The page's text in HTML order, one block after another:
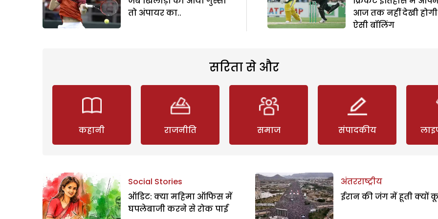
तो अंपायर का..
आज तक नहीं देखी होगी
ऐसी बॉलिंग
सरिता से और
कहानी राजनीति समाज संपादकीय
Social Stories
ऑडिट: क्या महिमा ऑफिस में
घपलेबाजी करने से रोक पाई
अंतरराष्ट्रीय
ईरान की जंग में हूती क्यों